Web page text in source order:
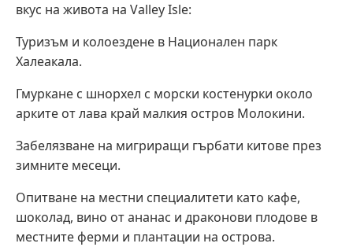
вкус на живота на Valley Isle:
Туризъм и колоездене в Национален парк
Халеакала.
Гмуркане с шнорхел с морски костенурки около
арките от лава край малкия остров Молокини.
Забелязване на мигриращи гърбати китове през
зимните месеци.
Опитване на местни специалитети като кафе,
шоколад, вино от ананас и драконови плодове в
местните ферми и плантации на острова.